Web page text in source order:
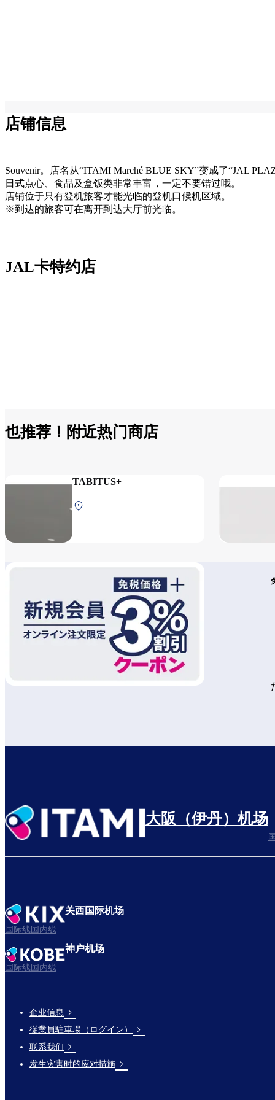
店铺信息
Souvenir。店名从“ITAMI Marché BLUE SKY”变成了“JAL
日式点心、食品及盒饭类非常丰富，一定不要错过哦。
店铺位于只有登机旅客才能光临的登机口候机区域。
※到达的旅客可在离开到达大厅前光临。
JAL卡特约店
也推荐！附近热门商店
TABITUS+
大阪（伊丹）机场
关西国际机场
国际线国内线
神户机场
国际线国内线
Footer
Links
企业信息
従業員駐車場（ログイン）
联系我们
发生灾害时的应对措施